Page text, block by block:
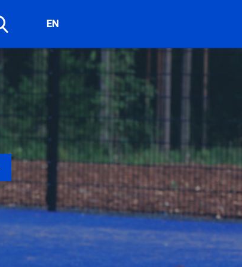
EN